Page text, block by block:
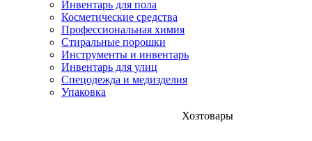
Инвентарь для пола
Косметические средства
Профессиональная химия
Стиральные порошки
Инструменты и инвентарь
Инвентарь для улиц
Спецодежда и медизделия
Упаковка
Хозтовары